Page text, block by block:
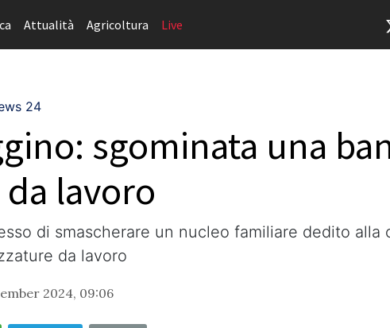
Attualità Agricoltura Live
24
sgominata una
lavoro
di smascherare un nucleo familiare dedito
da lavoro
2024, 09:06